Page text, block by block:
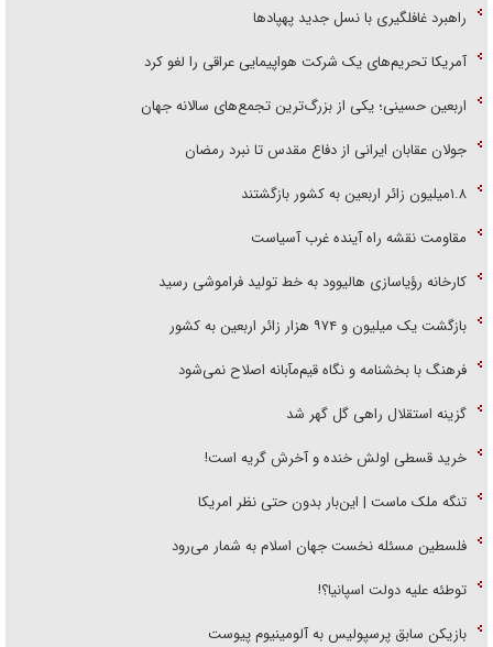
راهبرد غافلگیری با نسل جدید پهپاد‌ها
آمریکا تحریم‌های یک شرکت هواپیمایی عراقی را لغو کرد
اربعین حسینی؛ یکی از بزرگ‌ترین تجمع‌های سالانه جهان
جولان عقابان ایرانی از دفاع مقدس تا نبرد رمضان
۱.۸میلیون زائر اربعین به کشور بازگشتند
مقاومت نقشه راه آینده غرب آسیاست
کارخانه رؤیاسازی هالیوود به خط تولید فراموشی رسید
بازگشت یک میلیون و ۹۷۴ هزار زائر اربعین به کشور
فرهنگ با بخشنامه و نگاه قیم‌مآبانه اصلاح نمی‌شود
گزینه استقلال راهی گل گهر شد
خرید قسطی اولش خنده و آخرش گریه است!
تنگه ملک ماست | این‌بار بدون حتی نظر امریکا
فلسطین مسئله نخست جهان اسلام به شمار می‌رود
توطئه علیه دولت اسپانیا؟!
بازیکن سابق پرسپولیس به آلومینیوم پیوست